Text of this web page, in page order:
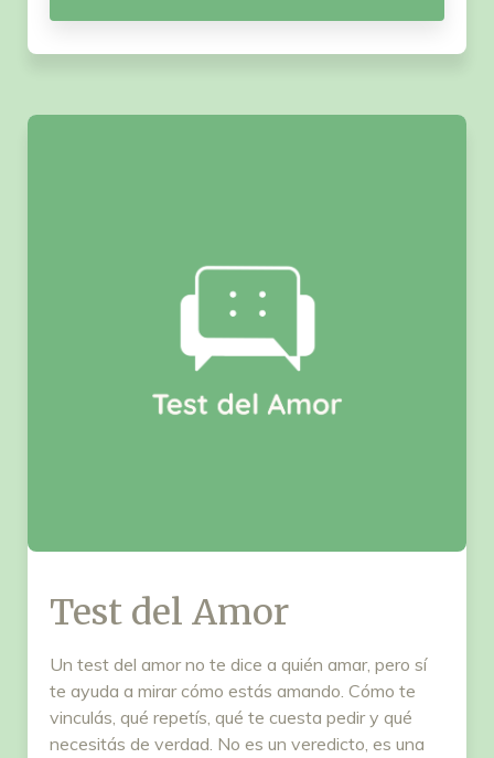
Test del Amor
Un test del amor no te dice a quién amar, pero sí
te ayuda a mirar cómo estás amando. Cómo te
vinculás, qué repetís, qué te cuesta pedir y qué
necesitás de verdad. No es un veredicto, es una